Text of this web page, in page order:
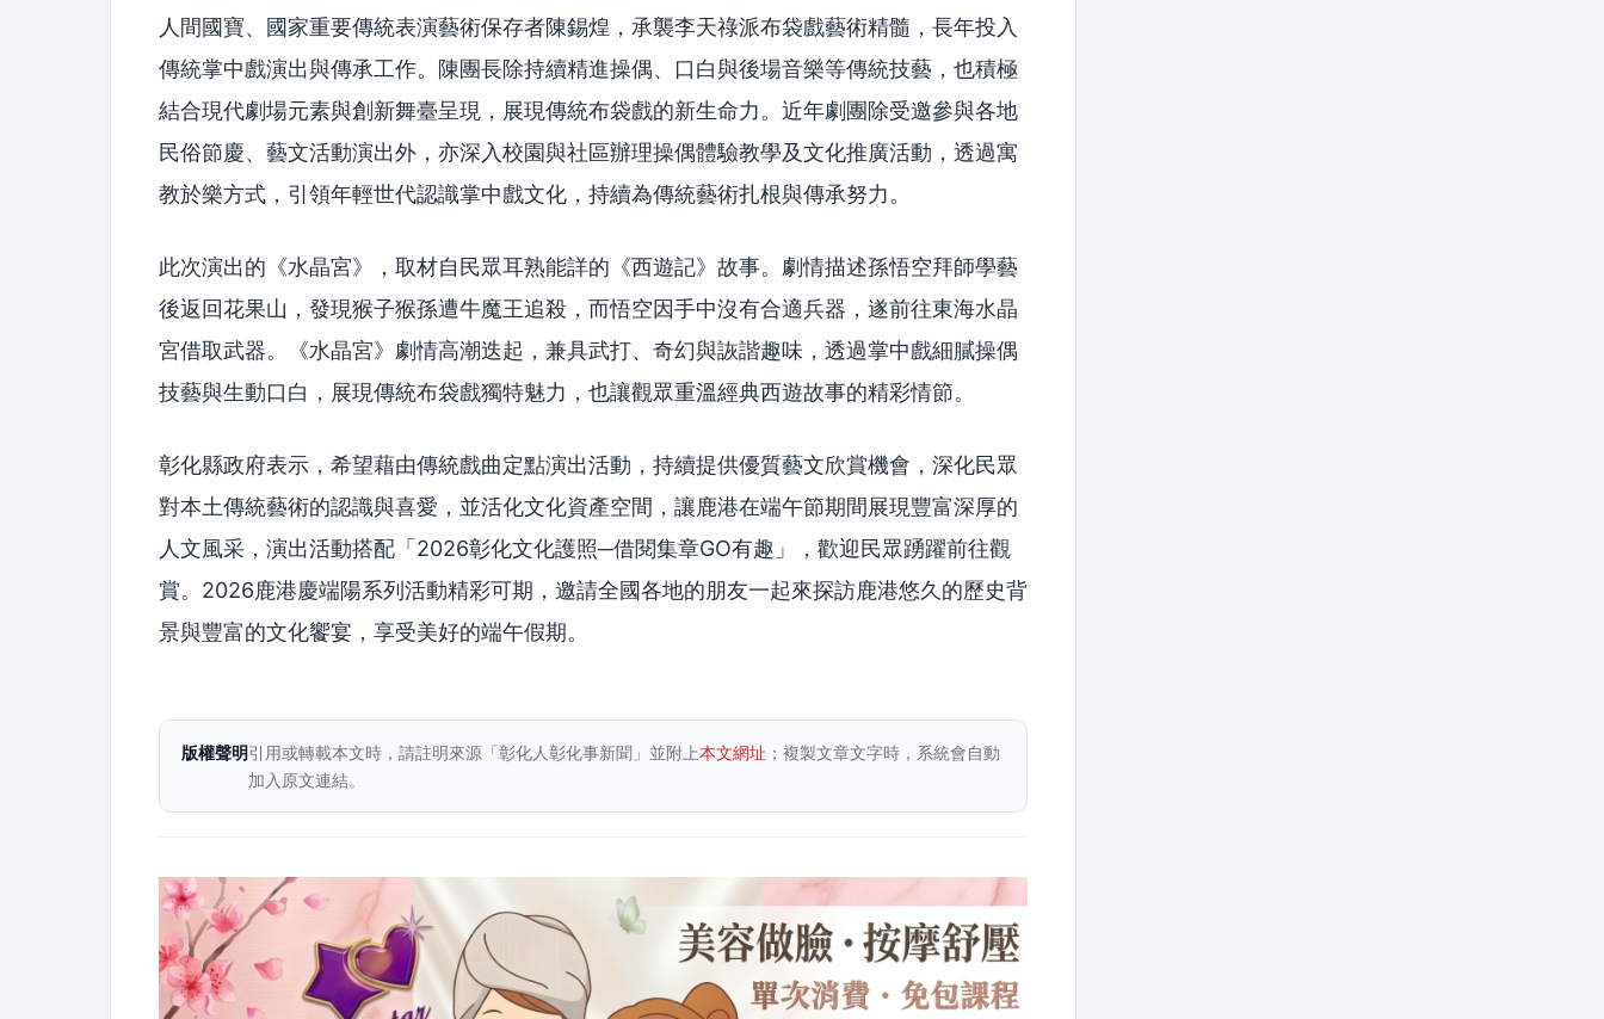
人間國寶、國家重要傳統表演藝術保存者陳錫煌，承襲李天祿派布袋戲藝術精髓，長年投入
傳統掌中戲演出與傳承工作。陳團長除持續精進操偶、口白與後場音樂等傳統技藝，也積極
結合現代劇場元素與創新舞臺呈現，展現傳統布袋戲的新生命力。近年劇團除受邀參與各地
民俗節慶、藝文活動演出外，亦深入校園與社區辦理操偶體驗教學及文化推廣活動，透過寓
教於樂方式，引領年輕世代認識掌中戲文化，持續為傳統藝術扎根與傳承努力。
此次演出的《水晶宮》，取材自民眾耳熟能詳的《西遊記》故事。劇情描述孫悟空拜師學藝
後返回花果山，發現猴子猴孫遭牛魔王追殺，而悟空因手中沒有合適兵器，遂前往東海水晶
宮借取武器。《水晶宮》劇情高潮迭起，兼具武打、奇幻與詼諧趣味，透過掌中戲細膩操偶
技藝與生動口白，展現傳統布袋戲獨特魅力，也讓觀眾重溫經典西遊故事的精彩情節。
彰化縣政府表示，希望藉由傳統戲曲定點演出活動，持續提供優質藝文欣賞機會，深化民眾
對本土傳統藝術的認識與喜愛，並活化文化資產空間，讓鹿港在端午節期間展現豐富深厚的
人文風采，演出活動搭配「2026彰化文化護照─借閱集章GO有趣」，歡迎民眾踴躍前往觀
賞。2026鹿港慶端陽系列活動精彩可期，邀請全國各地的朋友一起來探訪鹿港悠久的歷史背
景與豐富的文化饗宴，享受美好的端午假期。
版權聲明引用或轉載本文時，請註明來源「彰化人彰化事新聞」並附上本文網址 ；複製文章文字時，系統會自動
加入原文連結。